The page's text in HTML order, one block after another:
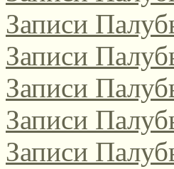
Да, этот
поэтов-
[url=http://
Записи
Записи
Записи
Записи
Записи